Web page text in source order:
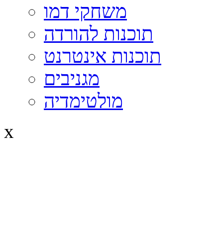
משחקי דמו
תוכנות להורדה
תוכנות אינטרנט
מגניבים
מולטימדיה
x